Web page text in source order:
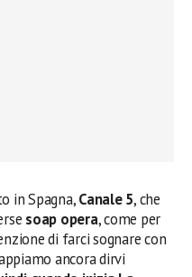
in Spagna,Canale 5, che
soap opera, come per
di farci sognare con
ancora dirvi